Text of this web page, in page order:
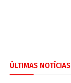
ÚLTIMAS NOTÍCIAS